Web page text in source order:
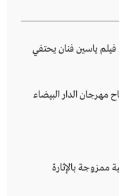
فيلم ياسين فنان يحتفي
مهرجان الدار البيضاء
ممزوجة بالإثارة